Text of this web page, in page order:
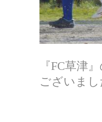
『FC草津
ございまし